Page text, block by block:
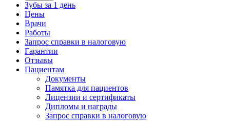
Зубы за 1 день
Цены
Врачи
Работы
Запрос справки в налоговую
Гарантии
Отзывы
Пациентам
Документы
Памятка для пациентов
Лицензии и сертификаты
Дипломы и награды
Запрос справки в налоговую